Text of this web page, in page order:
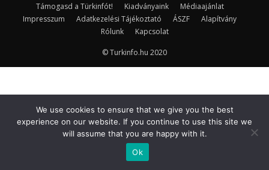
Támogasd a Türkinfót! Kiadványaink
Médiaajánlat
Impresszum
Adatkezelési Tájékoztató ÁSZF
Alapítvány
Rólunk
Kapcsolat
© Turkinfo.hu 2020
We use cookies to ensure that we give you the best
experience on our website. If you continue to use this site we
will assume that you are happy with it.
Ok